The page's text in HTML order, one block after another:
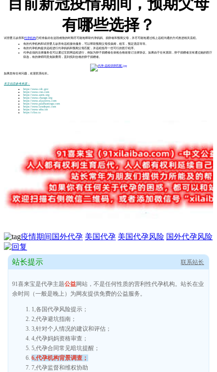
目前新冠疫情期间，预期父母
有哪些选择？
试管婴儿诊所和代孕机构已经准备好在这段难熬的时期尽可能地帮助代孕妈妈、捐卵者和预期父母，并尽可能地通过线上远程沟通的方式推进相关流程。
有的代孕机构和试管婴儿诊所有远程接待服务，可以帮助预期父母找保姆，租车，预定酒店等等。
有的代孕机构提供远程进行代孕妈妈和预期父母匹配，并远程指导一些可行的医疗程序。
代孕必须的法律服务也可以通过互联网远程进行，例如为卵子捐赠者在体检合格前签订法律协议。如果由于任何原因，卵子捐赠者没有通过她的医疗
筛选，有的律师同意免除费用，直到找到合格的卵子捐赠者。
如果您有任何问题，欢迎联系站长。
本文信息参考来源：
https://www.cdc.gov
https://www.cnn.com
https://www.asrm.org
https://www.change.org
https://www.aljazeera.com
https://www.paulhastings.com
https://www.lawdepot.com
https://www.who.int
https://cfas.ca
疫情期间国外代孕 美国代孕 美国代孕风险 国外代孕风险
站长提示
91喜来宝是代孕主题公益网站，不是任何性质的营利性代孕机构。站长在业
余时间（一般是晚上）为网友提供免费的公益服务。
1,各国代孕风险提示；
2,代孕避坑指南；
3,针对个人情况的建议和评估；
4,代孕妈妈资格审查；
5,代孕合同常见暗坑提醒；
6,代孕机构背景调查；
7,代孕监督和维权协助
联系站长